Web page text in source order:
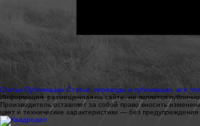
Статьи-Публикации Статьи, переводы и публикации, всё
Информация, размещенная на сайте, не является
Производитель оставляет за собой право вносить
цвет и технические характеристики — без предупреждения